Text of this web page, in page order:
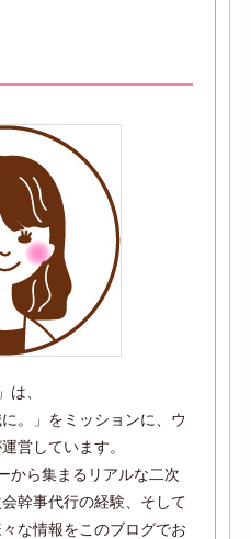
は、
。」をミッションに、ウ
営しています。
から集まるリアルな二次
幹事代行の経験、そして
な情報をこのブログでお